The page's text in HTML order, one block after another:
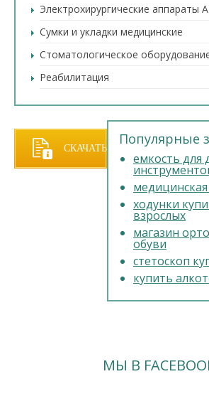
Электрохирургические аппараты
Сумки и укладки медицинские
Стоматологическое
Реабилитация
СКАЧАТЬ
Популярные
емкость для
ходунки
взрослых
магазин
обуви
стетоскоп
купить
МЫ В